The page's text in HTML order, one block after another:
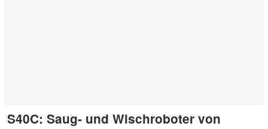
S40C: Saug- und Wischroboter von